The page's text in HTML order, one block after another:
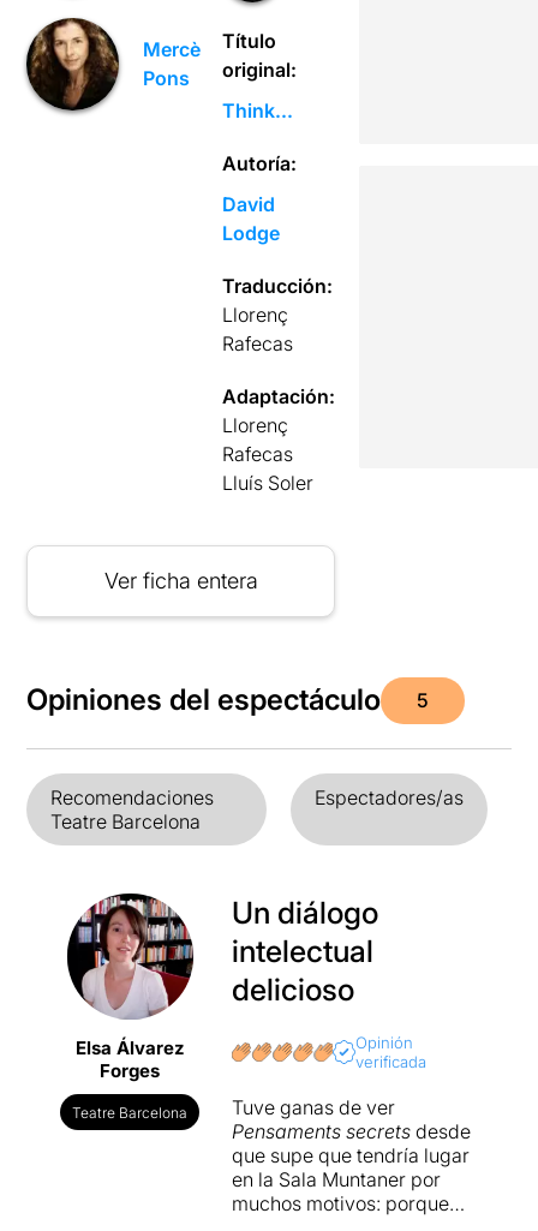
Mercè
Pons
Título
original:
Think...
Autoría:
David
Lodge
Traducción:
Llorenç
Rafecas
Adaptación:
Llorenç
Rafecas
Lluís Soler
Ver ficha entera
Opiniones del espectáculo 5
Recomendaciones
Teatre Barcelona
Espectadores/as
Elsa Álvarez
Forges
Teatre Barcelona
Un diálogo
intelectual
delicioso
Opinión
verificada
Tuve ganas de ver
Pensaments secretsdesde
que supe que tendría lugar
en la Sala Muntaner por
muchos motivos: porque